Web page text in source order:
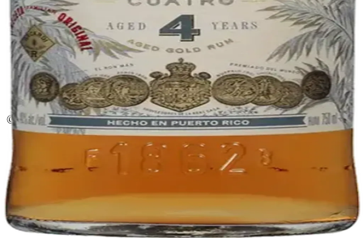
Delivery de licores en Miami
Alcohol a domicilio Miami
Delivery a Brickell
Licorera en Brickell
Delivery Coral Gables
Cervezas a domicilio Miami
© 2026 El Gato Tuerto · Licorera·Bebé responsablemente.